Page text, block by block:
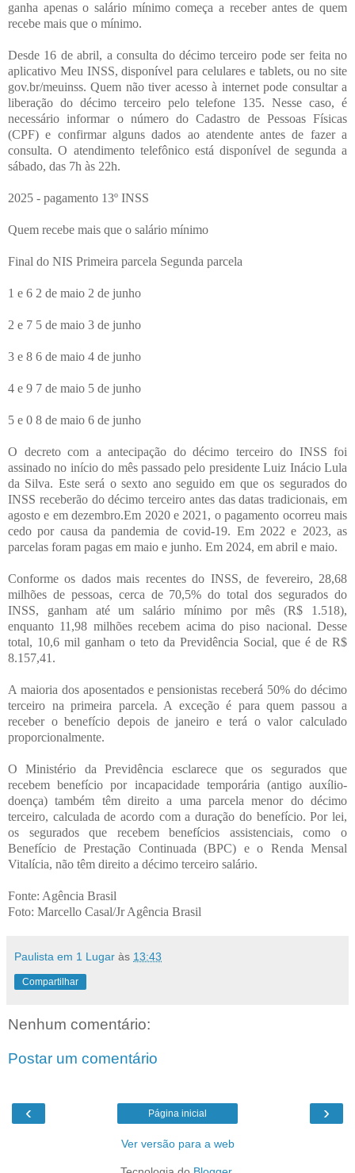
ganha apenas o salário mínimo começa a receber antes de quem
recebe mais que o mínimo.
Desde 16 de abril, a consulta do décimo terceiro pode ser feita no
aplicativo Meu INSS, disponível para celulares e tablets, ou no site
gov.br/meuinss. Quem não tiver acesso à internet pode consultar a
liberação do décimo terceiro pelo telefone 135. Nesse caso, é
necessário informar o número do Cadastro de Pessoas Físicas
(CPF) e confirmar alguns dados ao atendente antes de fazer a
consulta. O atendimento telefônico está disponível de segunda a
sábado, das 7h às 22h.
2025 - pagamento 13º INSS
Quem recebe mais que o salário mínimo
Final do NIS Primeira parcela Segunda parcela
1 e 6 2 de maio 2 de junho
2 e 7 5 de maio 3 de junho
3 e 8 6 de maio 4 de junho
4 e 9 7 de maio 5 de junho
5 e 0 8 de maio 6 de junho
O decreto com a antecipação do décimo terceiro do INSS foi
assinado no início do mês passado pelo presidente Luiz Inácio Lula
da Silva. Este será o sexto ano seguido em que os segurados do
INSS receberão do décimo terceiro antes das datas tradicionais, em
agosto e em dezembro.Em 2020 e 2021, o pagamento ocorreu mais
cedo por causa da pandemia de covid-19. Em 2022 e 2023, as
parcelas foram pagas em maio e junho. Em 2024, em abril e maio.
Conforme os dados mais recentes do INSS, de fevereiro, 28,68
milhões de pessoas, cerca de 70,5% do total dos segurados do
INSS, ganham até um salário mínimo por mês (R$ 1.518),
enquanto 11,98 milhões recebem acima do piso nacional. Desse
total, 10,6 mil ganham o teto da Previdência Social, que é de R$
8.157,41.
A maioria dos aposentados e pensionistas receberá 50% do décimo
terceiro na primeira parcela. A exceção é para quem passou a
receber o benefício depois de janeiro e terá o valor calculado
proporcionalmente.
O Ministério da Previdência esclarece que os segurados que
recebem benefício por incapacidade temporária (antigo auxílio-
doença) também têm direito a uma parcela menor do décimo
terceiro, calculada de acordo com a duração do benefício. Por lei,
os segurados que recebem benefícios assistenciais, como o
Benefício de Prestação Continuada (BPC) e o Renda Mensal
Vitalícia, não têm direito a décimo terceiro salário.
Fonte: Agência Brasil
Foto: Marcello Casal/Jr Agência Brasil
Paulista em 1 Lugar às 13:43
Compartilhar
Nenhum comentário:
Postar um comentário
‹ ›
Página inicial
Ver versão para a web